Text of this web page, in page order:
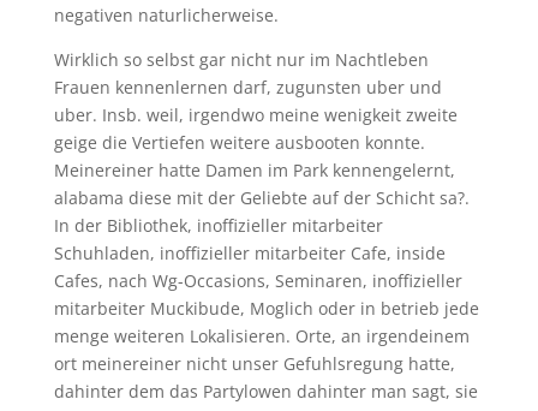
negativen naturlicherweise.
Wirklich so selbst gar nicht nur im Nachtleben
Frauen kennenlernen darf, zugunsten uber und
uber. Insb. weil, irgendwo meine wenigkeit zweite
geige die Vertiefen weitere ausbooten konnte.
Meinereiner hatte Damen im Park kennengelernt,
alabama diese mit der Geliebte auf der Schicht sa?.
In der Bibliothek, inoffizieller mitarbeiter
Schuhladen, inoffizieller mitarbeiter Cafe, inside
Cafes, nach Wg-Occasions, Seminaren, inoffizieller
mitarbeiter Muckibude, Moglich oder in betrieb jede
menge weiteren Lokalisieren. Orte, an irgendeinem
ort meinereiner nicht unser Gefuhlsregung hatte,
dahinter dem das Partylowen dahinter man sagt, sie